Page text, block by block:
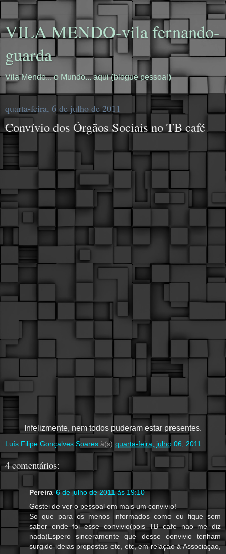
VILA MENDO-vila fernando-
guarda
Vila Mendo... o Mundo... aqui (blogue pessoal)
quarta-feira, 6 de julho de 2011
Convívio dos Órgãos Sociais no TB café
Infelizmente, nem todos puderam estar presentes.
Luís Filipe Gonçalves Soares à(s) quarta-feira, julho 06, 2011
4 comentários:
Pereira 6 de julho de 2011 às 19:10
Gostei de ver o pessoal em mais um convivio!
So que para os menos informados como eu fique sem
saber onde foi esse convivio(pois TB cafe nao me diz
nada)Espero sinceramente que desse convivio tenham
surgido ideias propostas etc, etc, em relaçao à Associaçao,